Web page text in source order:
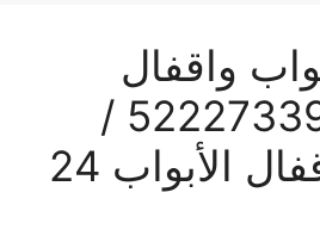
واقفال
الخيران / 52227339 /
نجار فتح اقفال الأبواب 24